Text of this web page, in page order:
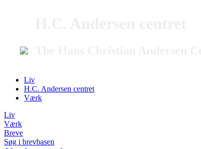
Liv
H.C. Andersen centret
Værk
Liv
Værk
Breve
Søg i brevbasen